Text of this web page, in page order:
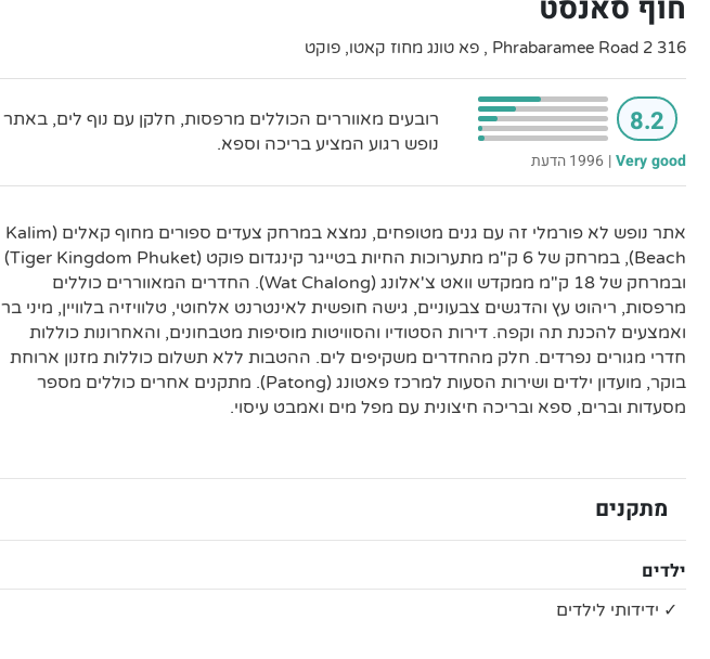
חוף סאנסט
316 2 Phrabaramee Road , פא טונג מחוז קאטו, פוקט
8.2
Very good
| 1996 הדעת
רובעים מאווררים הכוללים מרפסות, חלקן עם נוף לים, באתר
נופש רגוע המציע בריכה וספא.
אתר נופש לא פורמלי זה עם גנים מטופחים, נמצא במרחק צעדים ספורים מחוף קאלים (Kalim
Beach), במרחק של 6 ק"מ מתערוכות החיות בטייגר קינגדום פוקט (Tiger Kingdom Phuket)
ובמרחק של 18 ק"מ ממקדש וואט צ'אלונג (Wat Chalong). החדרים המאווררים כוללים
מרפסות, ריהוט עץ והדגשים צבעוניים, גישה חופשית לאינטרנט אלחוטי, טלוויזיה בלוויין, מיני בר
ואמצעים להכנת תה וקפה. דירות הסטודיו והסוויטות מוסיפות מטבחונים, והאחרונות כוללות
חדרי מגורים נפרדים. חלק מהחדרים משקיפים לים. ההטבות ללא תשלום כוללות מזנון ארוחת
בוקר, מועדון ילדים ושירות הסעות למרכז פאטונג (Patong). מתקנים אחרים כוללים מספר
מסעדות וברים, ספא ובריכה חיצונית עם מפל מים ואמבט עיסוי.
מתקנים
ילדים
✓ ידידותי לילדים